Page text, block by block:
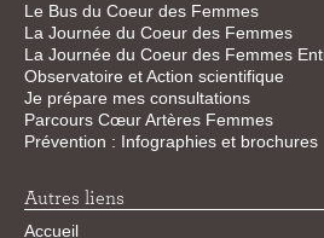
Le Bus du Coeur des Femmes
La Journée du Coeur des Femmes
La Journée du Coeur des Femmes
Observatoire et Action scientifique
Je prépare mes consultations
Parcours Cœur Artères Femmes
Prévention : Infographies et brochures
Autres liens
Accueil